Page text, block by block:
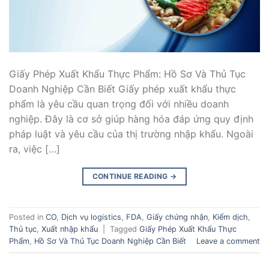
Giấy Phép Xuất Khẩu Thực Phẩm: Hồ Sơ Và Thủ Tục
Doanh Nghiệp Cần Biết Giấy phép xuất khẩu thực
phẩm là yêu cầu quan trọng đối với nhiều doanh
nghiệp. Đây là cơ sở giúp hàng hóa đáp ứng quy định
pháp luật và yêu cầu của thị trường nhập khẩu. Ngoài
ra, việc […]
CONTINUE READING →
Posted in CO, Dịch vụ logistics, FDA, Giấy chứng nhận, Kiểm dịch,
Thủ tục, Xuất nhập khẩu Tagged Giấy Phép Xuất Khẩu Thực
Phẩm, Hồ Sơ Và Thủ Tục Doanh Nghiệp Cần Biết Leave a comment